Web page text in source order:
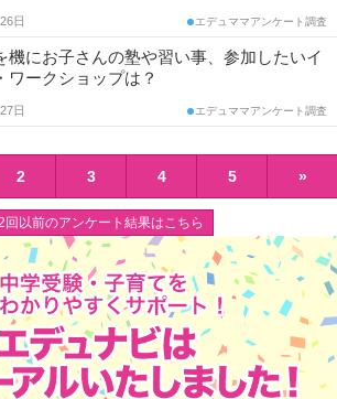
日 エデュママアンケート調査
機にお子さんの塾や習い事、参加したいイ
ワークショップは？
日 エデュママアンケート調査
2 3 4 5 »
回以前のアンケート結果はこちら